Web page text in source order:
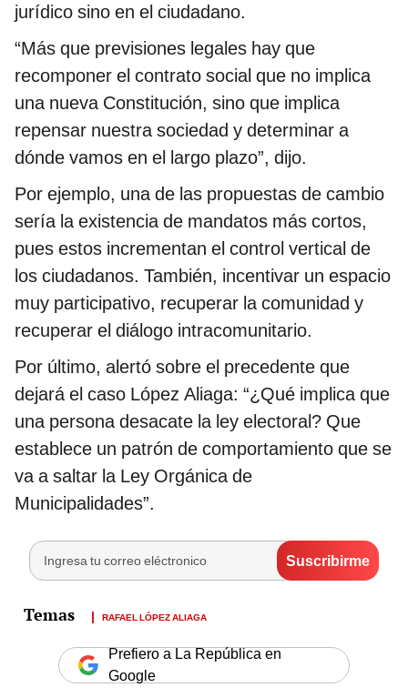
jurídico sino en el ciudadano.
“Más que previsiones legales hay que
recomponer el contrato social que no implica
una nueva Constitución, sino que implica
repensar nuestra sociedad y determinar a
dónde vamos en el largo plazo”, dijo.
Por ejemplo, una de las propuestas de cambio
sería la existencia de mandatos más cortos,
pues estos incrementan el control vertical de
los ciudadanos. También, incentivar un espacio
muy participativo, recuperar la comunidad y
recuperar el diálogo intracomunitario.
Por último, alertó sobre el precedente que
dejará el caso López Aliaga: “¿Qué implica que
una persona desacate la ley electoral? Que
establece un patrón de comportamiento que se
va a saltar la Ley Orgánica de
Municipalidades”.
RAFAEL LÓPEZ ALIAGA
Prefiero a La República en
Google